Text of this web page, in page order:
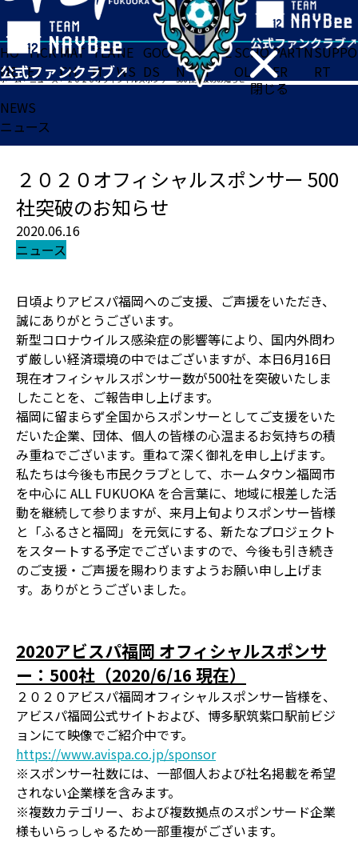
閉じる
HO
ME
TICK
ET
MAT
CH
TEA
M
NE
WS
GOO
DS
FA
N
ACADE
MY
SCHO
OL
PARTN
ER
SUPPO
RT
ホーム>ニュース>２０２０オフィシャルスポンサー 500社突破のお知らせ
NEWS
ニュース
２０２０オフィシャルスポンサー 500
社突破のお知らせ
2020.06.16
ニュース
日頃よりアビスパ福岡へのご支援、ご声援をいただき、
誠にありがとうございます。
新型コロナウイルス感染症の影響等により、国内外問わ
ず厳しい経済環境の中ではございますが、本日6月16日
現在オフィシャルスポンサー数が500社を突破いたしま
したことを、ご報告申し上げます。
福岡に留まらず全国からスポンサーとしてご支援をいた
だいた企業、団体、個人の皆様の心温まるお気持ちの積
み重ねでございます。重ねて深く御礼を申し上げます。
私たちは今後も市民クラブとして、ホームタウン福岡市
を中心に ALL FUKUOKA を合言葉に、地域に根差した活
動を継続して参りますが、来月上旬よりスポンサー皆様
と「ふるさと福岡」を元気にする、新たなプロジェクト
をスタートする予定でございますので、今後も引き続き
のご支援・ご声援を賜わりますようお願い申し上げま
す。ありがとうございました。
2020アビスパ福岡 オフィシャルスポンサ
ー：500社（2020/6/16 現在）
２０２０アビスパ福岡オフィシャルスポンサー皆様を、
アビスパ福岡公式サイトおよび、博多駅筑紫口駅前ビジ
ョンにて映像でご紹介中です。
https://www.avispa.co.jp/sponsor
※スポンサー社数には、一部個人および社名掲載を希望
されない企業様を含みます。
※複数カテゴリー、および複数拠点のスポンサード企業
様もいらっしゃるため一部重複がございます。